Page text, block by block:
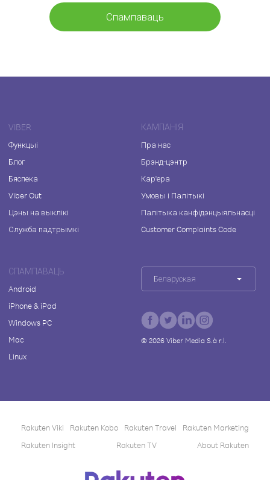
Спампаваць
VIBER
Функцыі
Блог
Бяспека
Viber Out
Цэны на выклікі
Служба падтрымкі
КАМПАНІЯ
Пра нас
Брэнд-цэнтр
Кар'ера
Умовы і Палітыкі
Палітыка канфідэнцыяльнасці
Customer Complaints Code
СПАМПАВАЦЬ
Android
iPhone & iPad
Windows PC
Mac
Linux
Беларуская
© 2026Viber Media S.à r.l.
Rakuten Viki Rakuten Kobo Rakuten Travel
Rakuten Marketing
Rakuten Insight
Rakuten TV About Rakuten